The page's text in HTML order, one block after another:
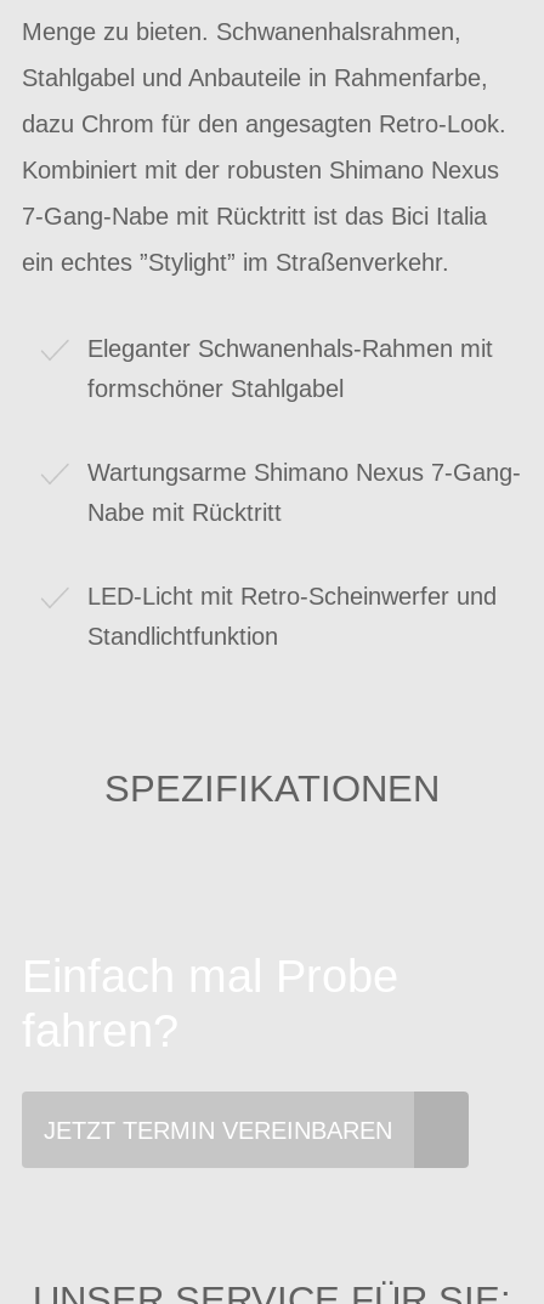
Menge zu bieten. Schwanenhalsrahmen,
Stahlgabel und Anbauteile in Rahmenfarbe,
dazu Chrom für den angesagten Retro-Look.
Kombiniert mit der robusten Shimano Nexus
7-Gang-Nabe mit Rücktritt ist das Bici Italia
ein echtes ”Stylight” im Straßenverkehr.
Eleganter Schwanenhals-Rahmen mit
formschöner Stahlgabel
Wartungsarme Shimano Nexus 7-Gang-
Nabe mit Rücktritt
LED-Licht mit Retro-Scheinwerfer und
Standlichtfunktion
SPEZIFIKATIONEN
JETZT TERMIN VEREINBAREN